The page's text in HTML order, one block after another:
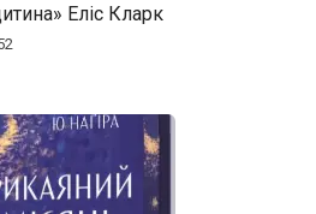
Еліс Кларк